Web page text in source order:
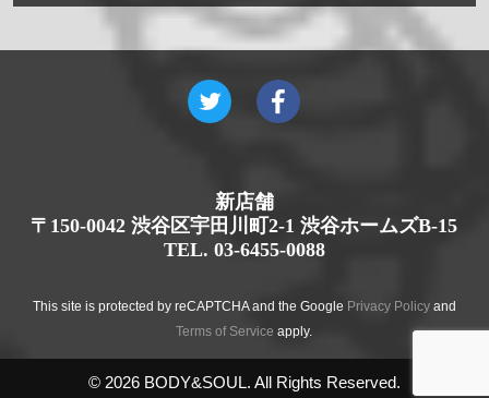
新店舗
〒150-0042 渋谷区宇田川町2-1 渋谷ホームズB-15
TEL. 03-6455-0088
This site is protected by reCAPTCHA and the Google Privacy Policyand
Terms of Service apply.
© 2026 BODY&SOUL. All Rights Reserved.